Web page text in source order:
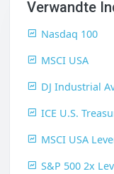
Verwandte
Nasdaq 100
MSCI USA
DJ Industrial
ICE U.S.
MSCI USA
S&P 500 2x